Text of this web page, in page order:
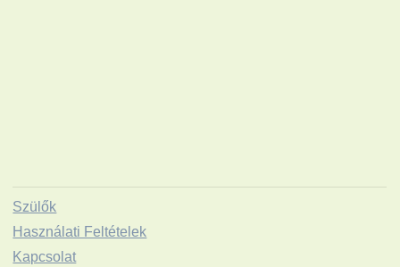
Szülők
Használati Feltételek
Kapcsolat